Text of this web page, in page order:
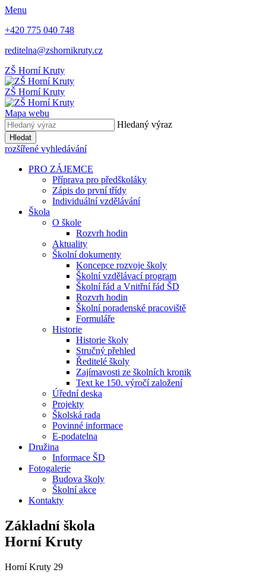
Menu
+420 775 040 748
reditelna@zshornikruty.cz
ZŠ Horní Kruty
ZŠ Horní Kruty
Mapa webu
Hledaný výraz
Hledat
rozšířené vyhledávání
PRO ZÁJEMCE
Příprava pro předškoláky
Zápis do první třídy
Individuální vzdělávání
Škola
O škole
Rozvrh hodin
Aktuality
Školní dokumenty
Koncepce rozvoje školy
Školní vzdělávací program
Školní řád a Vnitřní řád ŠD
Rozvrh hodin
Školní poradenské pracoviště
Formuláře
Historie
Historie školy
Stručný přehled
Ředitelé školy
Zajímavosti ze školních kronik
Text ke 150. výročí založení
Úřední deska
Projekty
Školská rada
Povinné informace
E-podatelna
Družina
Informace ŠD
Fotogalerie
Budova školy
Školní akce
Kontakty
Základní škola
Horní Kruty
Horní Kruty 29